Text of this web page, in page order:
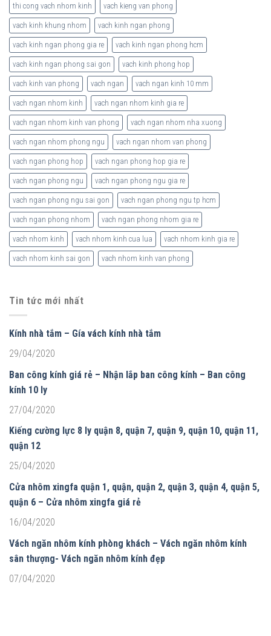
thi cong vach nhom kinh vach kieng van phong
vach kinh khung nhom vach kinh ngan phong
vach kinh ngan phong gia re vach kinh ngan phong hcm
vach kinh ngan phong sai gon vach kinh phong hop
vach kinh van phong vach ngan vach ngan kinh 10 mm
vach ngan nhom kinh vach ngan nhom kinh gia re
vach ngan nhom kinh van phong vach ngan nhom nha xuong
vach ngan nhom phong ngu vach ngan nhom van phong
vach ngan phong hop vach ngan phong hop gia re
vach ngan phong ngu vach ngan phong ngu gia re
vach ngan phong ngu sai gon vach ngan phong ngu tp hcm
vach ngan phong nhom vach ngan phong nhom gia re
vach nhom kinh vach nhom kinh cua lua vach nhom kinh gia re
vach nhom kinh sai gon vach nhom kinh van phong
Tin tức mới nhất
Kính nhà tắm – Gía vách kính nhà tắm
29/04/2020
Ban công kính giá rẻ – Nhận lắp ban công kính – Ban công
kính 10 ly
27/04/2020
Kiếng cường lực 8 ly quận 8, quận 7, quận 9, quận 10, quận 11,
quận 12
25/04/2020
Cửa nhôm xingfa quận 1, quận, quận 2, quận 3, quận 4, quận 5,
quận 6 – Cửa nhôm xingfa giá rẻ
16/04/2020
Vách ngăn nhôm kính phòng khách – Vách ngăn nhôm kính
sân thượng- Vách ngăn nhôm kính đẹp
07/04/2020